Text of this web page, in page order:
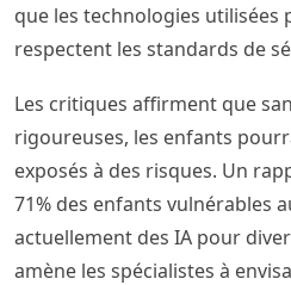
que les technologies utilisées
respectent les standards de
Les critiques affirment que
rigoureuses, les enfants
exposés à des risques. Un
71% des enfants vulnérables
actuellement des IA pour
amène les spécialistes à